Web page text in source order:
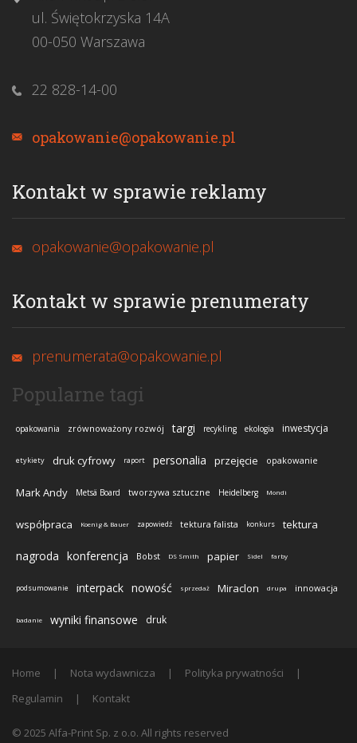
ul. Świętokrzyska 14A
00-050 Warszawa
22 828-14-00
opakowanie@opakowanie.pl
Kontakt w sprawie reklamy
opakowanie@opakowanie.pl
Kontakt w sprawie prenumeraty
prenumerata@opakowanie.pl
Popularne tagi
opakowania zrównoważony rozwój targi recykling ekologia inwestycja
etykiety druk cyfrowy raport personalia przejęcie opakowanie
Mark Andy Metsä Board tworzywa sztuczne Heidelberg Mondi
współpraca Koenig & Bauer zapowiedź tektura falista konkurs tektura
nagroda konferencja Bobst DS Smith papier Sidel farby
podsumowanie interpack nowość sprzedaż Miraclon drupa innowacja
badanie wyniki finansowe druk
Home Nota wydawnicza
Polityka prywatności
Regulamin
Kontakt
© 2025 Alfa-Print Sp. z o.o. All rights reserved